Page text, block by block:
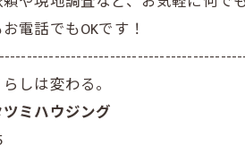
電話でもOKです！
しは変わる。
ミハウジング